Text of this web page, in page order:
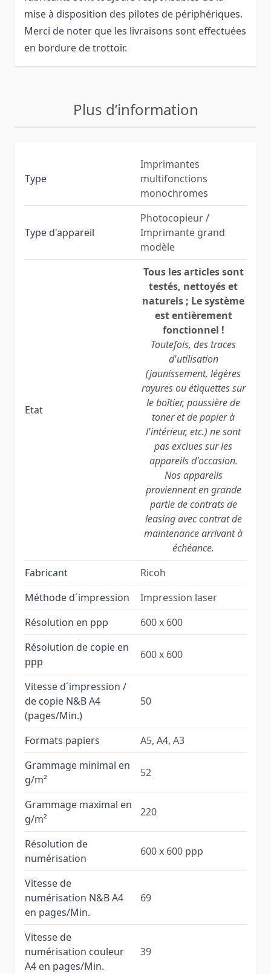
mise à disposition des pilotes de périphériques.
Merci de noter que les livraisons sont effectuées
en bordure de trottoir.
Plus d’information
Type
Imprimantes
multifonctions
monochromes
Type d'appareil
Photocopieur /
Imprimante grand
modèle
Etat
Tous les articles sont
testés, nettoyés et
naturels ; Le système
est entièrement
fonctionnel !
Toutefois, des traces
d'utilisation
(jaunissement, légères
rayures ou étiquettes sur
le boîtier, poussière de
toner et de papier à
l'intérieur, etc.) ne sont
pas exclues sur les
appareils d'occasion.
Nos appareils
proviennent en grande
partie de contrats de
leasing avec contrat de
maintenance arrivant à
échéance.
Fabricant
Ricoh
Méthode d´impression
Impression laser
Résolution en ppp
600 x 600
Résolution de copie en
ppp
600 x 600
Vitesse d´impression /
de copie N&B A4
(pages/Min.)
50
Formats papiers
A5, A4, A3
Grammage minimal en
g/m²
52
Grammage maximal en
g/m²
220
Résolution de
numérisation
600 x 600 ppp
Vitesse de
numérisation N&B A4
en pages/Min.
69
Vitesse de
numérisation couleur
A4 en pages/Min.
39